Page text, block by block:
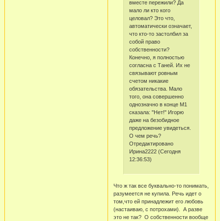
вместе пережили? Да
мало ли кто кого
целовал? Это что,
автоматически означает,
что кто-то застолбил за
собой право
собственности?
Конечно, я полностью
согласна с Таней. Их не
связывают ровным
счетом никакие
обязательства. Мало
того, она совершенно
однозначно в конце М1
сказала: "Нет!" Игорю
даже на безобидное
предложение увидеться.
О чем речь?
Отредактировано
Ирина2222 (Сегодня
12:36:53)
Что ж так все буквально-то понимать,
разумеется не купила. Речь идет о
том,что ей принадлежит его любовь
(настаиваю, с потрохами). А разве
это не так? О собственности вообще